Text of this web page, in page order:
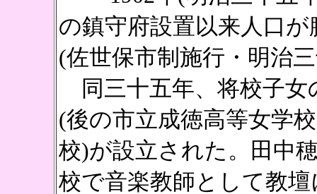
の鎮守府設置以来人口
(佐世保市制施行・明治
同三十五年、将校子女
(後の市立成徳高等女学
校)が設立された。田中
校で音楽教師として教